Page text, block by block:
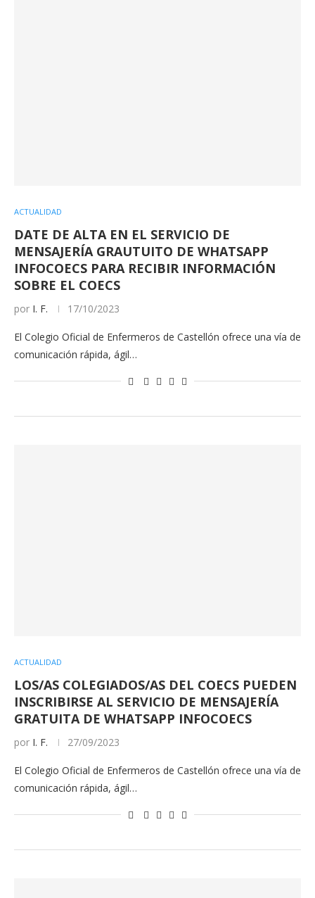
ACTUALIDAD
DATE DE ALTA EN EL SERVICIO DE
MENSAJERÍA GRAUTUITO DE WHATSAPP
INFOCOECS PARA RECIBIR INFORMACIÓN
SOBRE EL COECS
por I. F. 17/10/2023
El Colegio Oficial de Enfermeros de Castellón ofrece una vía de
comunicación rápida, ágil…
ACTUALIDAD
LOS/AS COLEGIADOS/AS DEL COECS PUEDEN
INSCRIBIRSE AL SERVICIO DE MENSAJERÍA
GRATUITA DE WHATSAPP INFOCOECS
por I. F. 27/09/2023
El Colegio Oficial de Enfermeros de Castellón ofrece una vía de
comunicación rápida, ágil…